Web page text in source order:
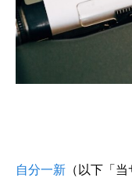
自分一新 （以下「